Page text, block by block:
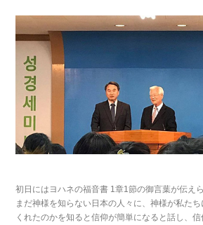
初日にはヨハネの福音書 1章1節の御言葉が伝えら
まだ神様を知らない日本の人々に、神様が私た
くれたのかを知ると信仰が簡単になると話し、